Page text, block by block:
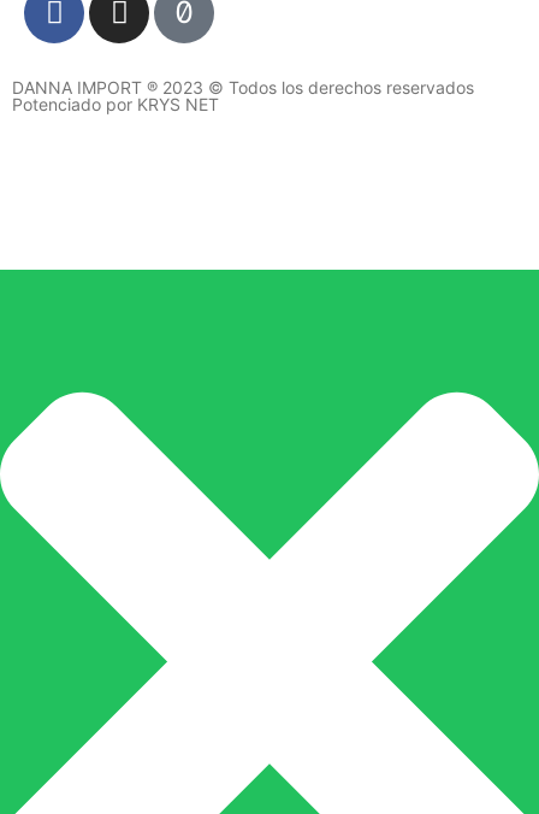
DANNA IMPORT ® 2023 © Todos los derechos reservados
Potenciado por KRYS NET